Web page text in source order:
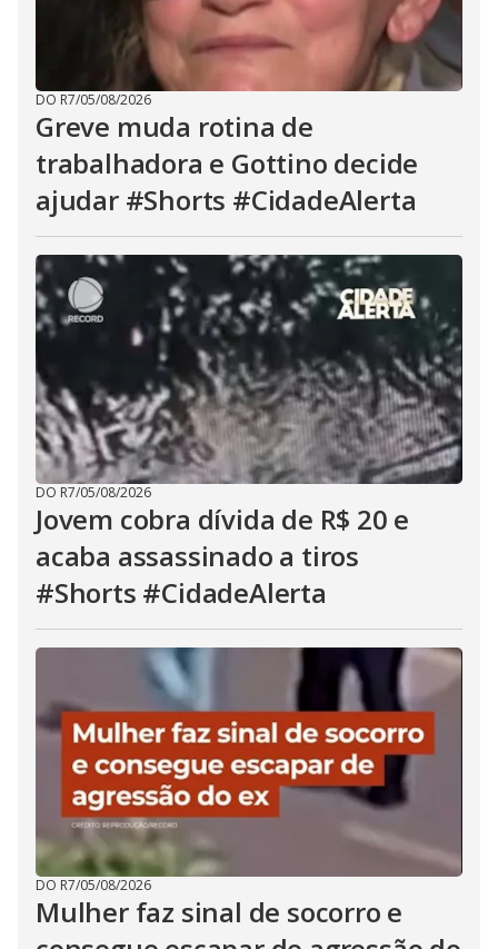
DO R7/05/08/2026
Greve muda rotina de
trabalhadora e Gottino decide
ajudar #Shorts #CidadeAlerta
DO R7/05/08/2026
Jovem cobra dívida de R$ 20 e
acaba assassinado a tiros
#Shorts #CidadeAlerta
DO R7/05/08/2026
Mulher faz sinal de socorro e